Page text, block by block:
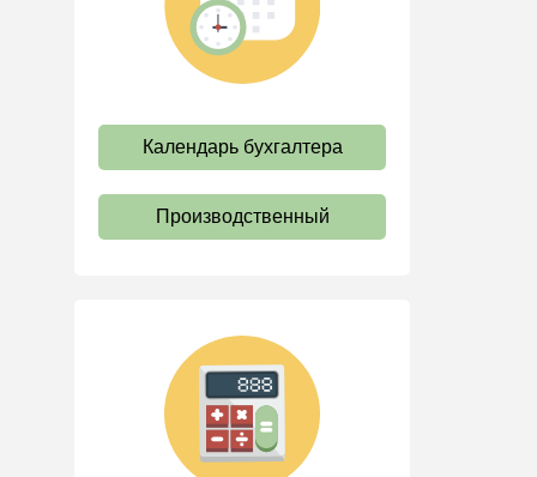
труда
Отпуск и время отдыха
Ответственность и
взыскания
Пенсии
должностные инструкции
Трудовые книжки
Кадровые документы и
образцы
Календарь бухгалтера
Производственный